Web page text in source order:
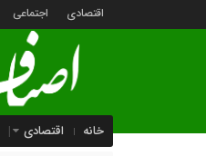
اقتصادی اجتماعی
خانه اقتصادی